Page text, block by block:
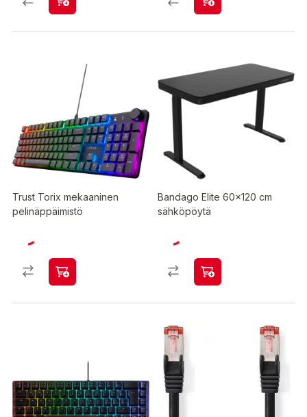
Trust Torix mekaaninen
pelinäppäimistö
Bandago Elite 60x120 cm
sähköpöytä